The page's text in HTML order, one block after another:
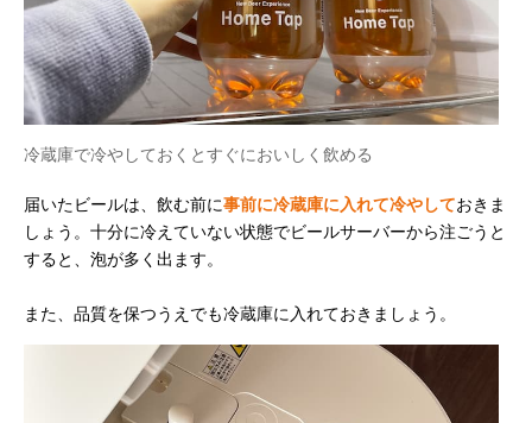
冷蔵庫で冷やしておくとすぐにおいしく飲める
届いたビールは、飲む前に事前に冷蔵庫に入れて冷やしておきま
しょう。十分に冷えていない状態でビールサーバーから注ごうと
すると、泡が多く出ます。
また、品質を保つうえでも冷蔵庫に入れておきましょう。